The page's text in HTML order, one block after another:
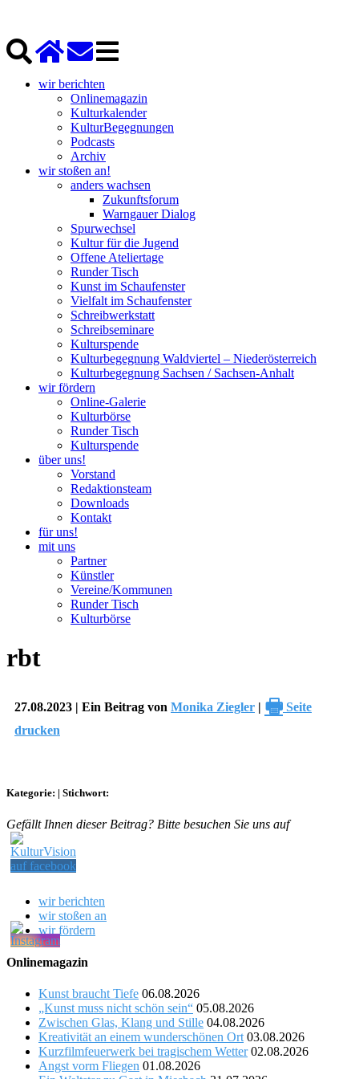
wir berichten
Onlinemagazin
Kulturkalender
KulturBegegnungen
Podcasts
Archiv
wir stoßen an!
anders wachsen
Zukunftsforum
Warngauer Dialog
Spurwechsel
Kultur für die Jugend
Offene Ateliertage
Runder Tisch
Kunst im Schaufenster
Vielfalt im Schaufenster
Schreibwerkstatt
Schreibseminare
Kulturspende
Kulturbegegnung Waldviertel – Niederösterreich
Kulturbegegnung Sachsen / Sachsen-Anhalt
wir fördern
Online-Galerie
Kulturbörse
Runder Tisch
Kulturspende
über uns!
Vorstand
Redaktionsteam
Downloads
Kontakt
für uns!
mit uns
Partner
Künstler
Vereine/Kommunen
Runder Tisch
Kulturbörse
rbt
27.08.2023 | Ein Beitrag von Monika Ziegler | 🖶 Seite
drucken
Kategorie: | Stichwort:
Gefällt Ihnen dieser Beitrag? Bitte besuchen Sie uns auf
wir berichten
wir stoßen an
wir fördern
Onlinemagazin
Kunst braucht Tiefe 06.08.2026
„Kunst muss nicht schön sein“ 05.08.2026
Zwischen Glas, Klang und Stille 04.08.2026
Kreativität an einem wunderschönen Ort 03.08.2026
Kurzfilmfeuerwerk bei tragischem Wetter 02.08.2026
Angst vorm Fliegen 01.08.2026